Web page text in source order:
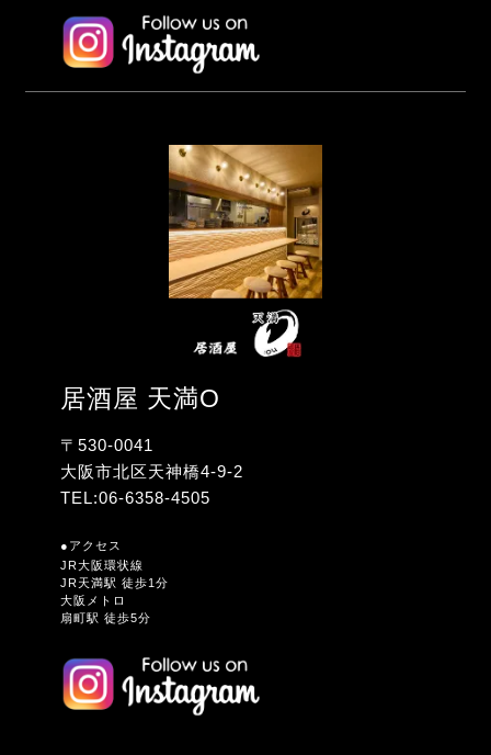
居酒屋 天満O
〒530-0041
大阪市北区天神橋4-9-2
TEL:06-6358-4505
●アクセス
JR大阪環状線
JR天満駅 徒歩1分
大阪メトロ
扇町駅 徒歩5分